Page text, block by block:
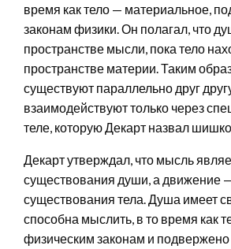
время как тело — материальное,
законам физики. Он полагал, что
пространстве мысли, пока тело
пространстве материи. Таким
существуют параллельно друг
взаимодействуют только через
теле, которую Декарт назвал
Декарт утверждал, что мысль
существования души, а движение
существования тела. Душа имеет
способна мыслить, в то время как
физическим законам и